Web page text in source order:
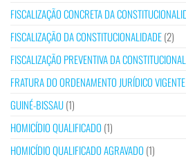
FISCALIZAÇÃO CONCRETA DA
FISCALIZAÇÃO DA CONSTITUCIONALIDADE(2)
FISCALIZAÇÃO PREVENTIVA DA
FRATURA DO ORDENAMENTO JURÍDICO VIGENTE
GUINÉ-BISSAU(1)
HOMICÍDIO QUALIFICADO (1)
HOMICÍDIO QUALIFICADO AGRAVADO (1)